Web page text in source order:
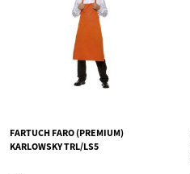
FARTUCH FARO (PREMIUM)
KARLOWSKY TRL/LS5